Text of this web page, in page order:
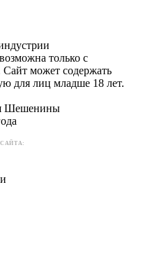
только с
Сайт может содержать
для лиц младше 18 лет.
Шешенины